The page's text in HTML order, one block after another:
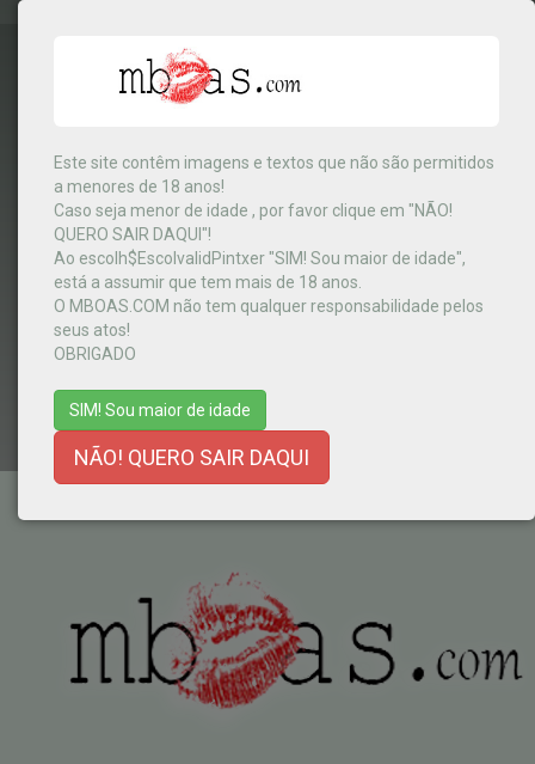
Este site contêm imagens e textos que não são permitidos
a menores de 18 anos!
Caso seja menor de idade , por favor clique em "NÃO!
QUERO SAIR DAQUI"!
Ao escolh$EscolvalidPintxer "SIM! Sou maior de idade",
está a assumir que tem mais de 18 anos.
O MBOAS.COM não tem qualquer responsabilidade pelos
seus atos!
OBRIGADO
SIM! Sou maior de idade
NÃO! QUERO SAIR DAQUI
India
MENU
TERMOS E CONDIÇÕES - AJUDA